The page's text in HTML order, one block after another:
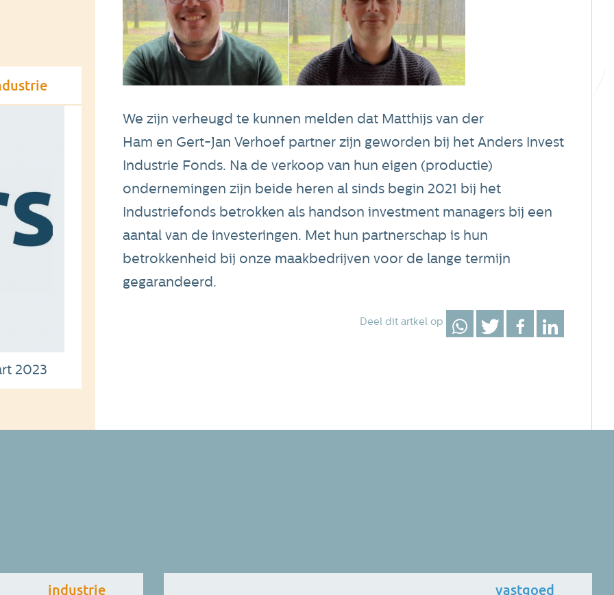
2023
We zijn verheugd te kunnen melden dat Matthijs van der
Ham en Gert-Jan Verhoef partner zijn geworden bij het Anders Invest
Industrie Fonds. Na de verkoop van hun eigen (productie)
ondernemingen zijn beide heren al sinds begin 2021 bij het
Industriefonds betrokken als handson investment managers bij een
aantal van de investeringen. Met hun partnerschap is hun
betrokkenheid bij onze maakbedrijven voor de lange termijn
gegarandeerd.
Deel dit artkel op
industrie vastgoed